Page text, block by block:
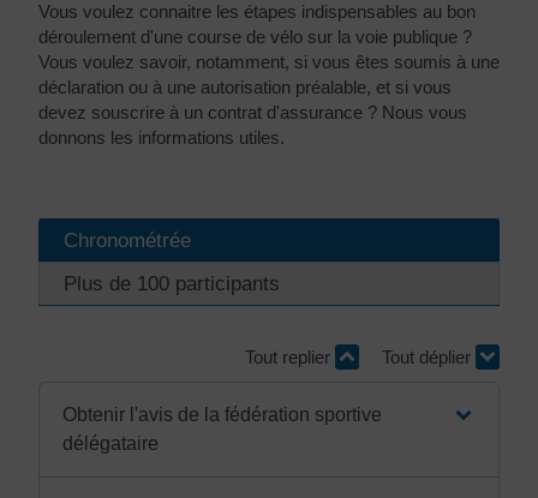
Vous voulez connaitre les étapes indispensables au bon
déroulement d'une course de vélo sur la voie publique ?
Vous voulez savoir, notamment, si vous êtes soumis à une
déclaration ou à une autorisation préalable, et si vous
devez souscrire à un contrat d'assurance ? Nous vous
donnons les informations utiles.
Chronométrée
Plus de 100 participants
Tout replier Tout déplier
Obtenir l'avis de la fédération sportive
délégataire